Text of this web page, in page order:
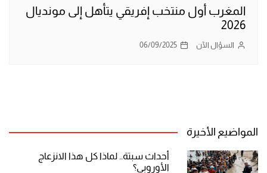
المغرب أول منتخب إفريقي يتأهل إلى مونديال
2026
السؤال الآن 06/09/2025
المواضيع الأخيرة
أحداث سبتة.. لماذا كل هذا الانزعاج
الأوروبي؟